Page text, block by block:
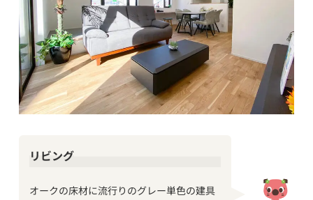
リビング
オークの床材に流行りのグレー単色の建具